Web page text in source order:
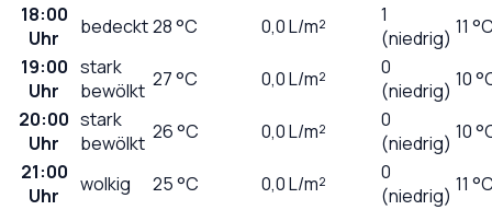
18:00
Uhr
bedeckt28°C 0,0L/m²
1
(niedrig) 11
19:00
Uhr
stark
bewölkt 27°C 0,0L/m²
0
(niedrig) 10
20:00
Uhr
stark
bewölkt 26°C 0,0L/m²
0
(niedrig) 10
21:00
Uhr
wolkig 25°C 0,0L/m²
0
(niedrig) 11